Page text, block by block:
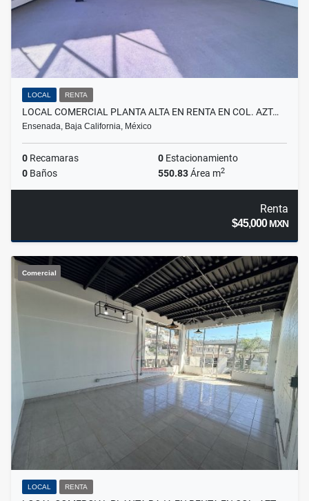
LOCAL RENTA
LOCAL COMERCIAL PLANTA ALTA EN RENTA EN COL. AZT…
Ensenada, Baja California, México
0 Recamaras 0 Estacionamiento
0 Baños 550.83Área m2
Renta
$45,000MXN
Comercial
LOCAL RENTA